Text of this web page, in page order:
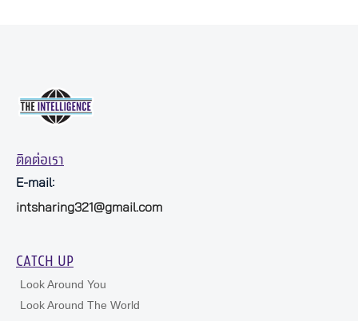
ติดต่อเรา
E-mail:
intsharing321@gmail.com
CATCH UP
Look Around You
Look Around The World